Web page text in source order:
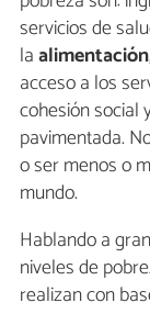
servicios de
laalimentación
acceso a los
cohesión social
pavimentada.
o ser menos o
mundo.
Hablando a
niveles de
realizan con